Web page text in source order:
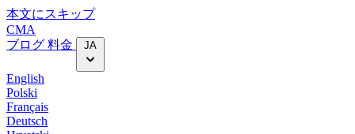
本文にスキップ
CMA
ブログ 料金 JA
English
Polski
Français
Deutsch